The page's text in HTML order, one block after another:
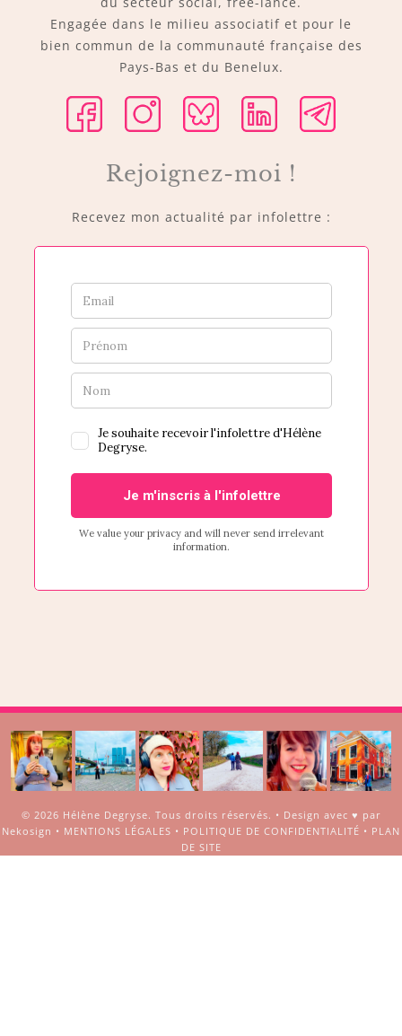
Engagée dans le milieu associatif et pour le
bien commun de la communauté française des
Pays-Bas et du Benelux.
Rejoignez-moi !
Recevez mon actualité par infolettre :
© 2026 Hélène Degryse. Tous droits réservés. • Design avec ♥ par
Nekosign • MENTIONS LÉGALES • POLITIQUE DE CONFIDENTIALITÉ • PLAN
DE SITE